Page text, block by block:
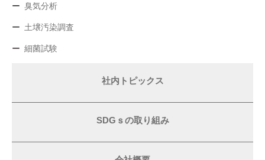
臭気分析
土壌汚染調査
細菌試験
社内トピックス
SDGｓの取り組み